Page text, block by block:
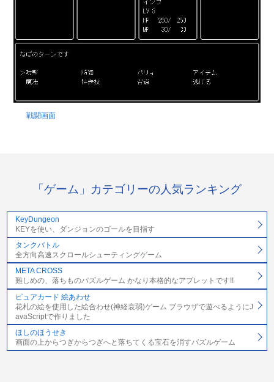
戦闘画面
「ゲーム」カテゴリーの人気ランキング
KeyDungeon
KEYを使い、ダンジョンのゴールを目指す
タンクバトル
全方向高速スクロールシューティングゲーム
META CROSS
難しめの、落ちものパズルゲーム かなり本格的なアプレットです!!
ピュアカード 絵あわせ
花札の絵を使用した絵合わせ(神経衰弱)ゲーム ブラウザで遊べるようにJ
avaScriptで作りました
ほしのほうせき
画面の上からつぎからつぎへと落ちてくる宝石を消すパズルゲーム